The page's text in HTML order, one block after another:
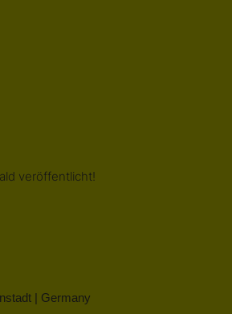
veröffentlicht!
| Germany